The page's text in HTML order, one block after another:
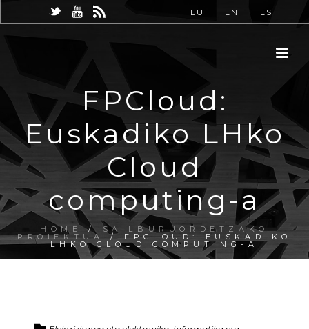
EU EN ES
FPCloud:
Euskadiko LHko
Cloud
computing-a
HOME/ SAILBURUORDETZAKO
PROIEKTUA / FPCLOUD: EUSKADIKO
LHKO CLOUD COMPUTING-A